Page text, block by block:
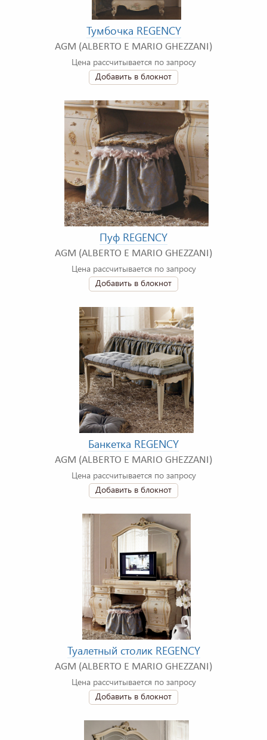
Тумбочка REGENCY
AGM (ALBERTO E MARIO GHEZZANI)
Цена рассчитывается по запросу
Добавить в блокнот
Пуф REGENCY
AGM (ALBERTO E MARIO GHEZZANI)
Цена рассчитывается по запросу
Добавить в блокнот
Банкетка REGENCY
AGM (ALBERTO E MARIO GHEZZANI)
Цена рассчитывается по запросу
Добавить в блокнот
Туалетный столик REGENCY
AGM (ALBERTO E MARIO GHEZZANI)
Цена рассчитывается по запросу
Добавить в блокнот